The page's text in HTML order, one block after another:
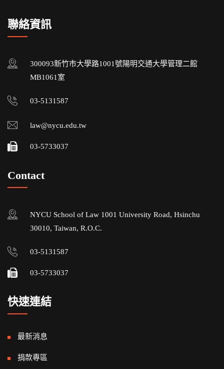
聯絡資訊
300093新竹市大學路1001號陽明交通大學管理二館
MB1061室
03-5131587
law@nycu.edu.tw
03-5733037
Contact
NYCU School of Law 1001 University Road, Hsinchu
30010, Taiwan, R.O.C.
03-5131587
03-5733037
快速連結
最新消息
捐款專區